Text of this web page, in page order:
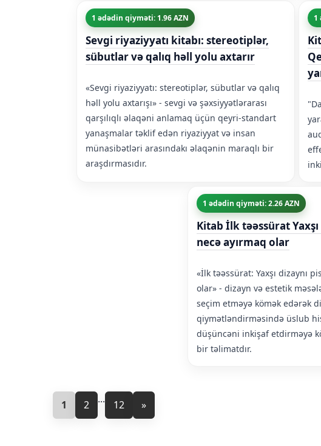
1 ədədin qiyməti: 1.96 AZN
Sevgi riyaziyyatı kitabı: stereotiplər,
sübutlar və qalıq həll yolu axtarır
«Sevgi riyaziyyatı: stereotiplər, sübutlar və qalıq
həll yolu axtarışı» - sevgi və şəxsiyyətlərarası
qarşılıqlı əlaqəni anlamaq üçün qeyri-standart
yanaşmalar təklif edən riyaziyyat və insan
münasibətləri arasındakı əlaqənin maraqlı bir
araşdırmasıdır.
1
1 ədədin qiyməti: 2.26 AZN
Kitab İlk təəssürat
necə ayırmaq olar
«İlk təəssürat: Yaxşı dizaynı
olar» - dizayn və estetik
seçim etməyə kömək edərək
qiymətləndirməsində üslub
düşüncəni inkişaf etdirməyə
bir təlimatdır.
1 2 ... 12 »